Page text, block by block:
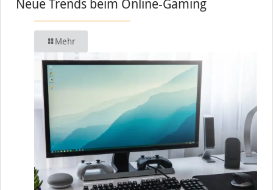
Neue Trends beim Online-Gaming
Mehr